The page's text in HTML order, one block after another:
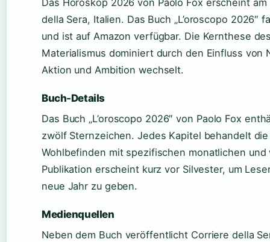
Das Horoskop 2026 von Paolo Fox erscheint
della Sera, Italien. Das Buch „L’oroscopo 2026″
und ist auf Amazon verfügbar. Die Kernthese
Materialismus dominiert durch den Einfluss von
Aktion und Ambition wechselt.
Buch-Details
Das Buch „L’oroscopo 2026″ von Paolo Fox
zwölf Sternzeichen. Jedes Kapitel behandelt
Wohlbefinden mit spezifischen monatlichen
Publikation erscheint kurz vor Silvester, um
neue Jahr zu geben.
Medienquellen
Neben dem Buch veröffentlicht Corriere della